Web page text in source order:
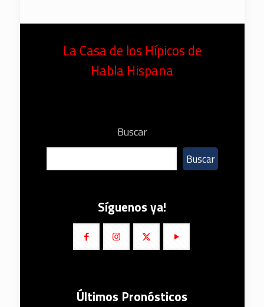
La Casa de los Hípicos de
Habla Hispana
Buscar
Buscar
Síguenos ya!
Últimos Pronósticos